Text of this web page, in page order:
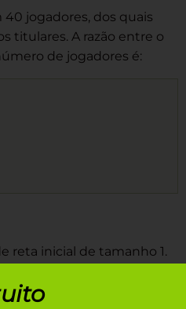
jogadores, dos quais
titulares. A razão entre o
de jogadores é:
reta inicial de tamanho 1.
em 3 partes iguais e
uma das duas partes